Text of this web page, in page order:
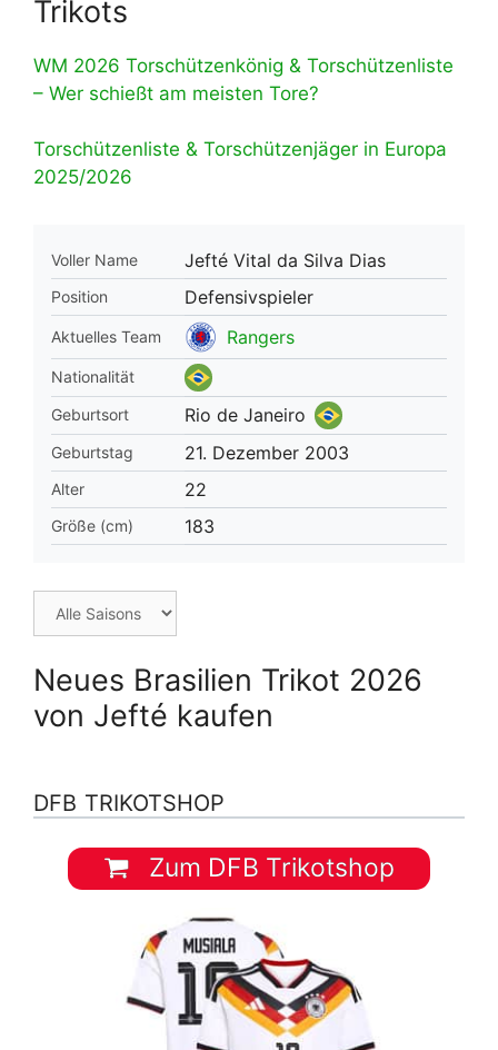
Trikots
WM 2026 Torschützenkönig & Torschützenliste
– Wer schießt am meisten Tore?
Torschützenliste & Torschützenjäger in Europa
2025/2026
Voller Name Jefté Vital da Silva Dias
Position Defensivspieler
Aktuelles Team Rangers
Nationalität
Geburtsort
Rio de Janeiro
Geburtstag 21. Dezember 2003
Alter 22
Größe (cm) 183
Neues Brasilien Trikot 2026
von Jefté kaufen
DFB TRIKOTSHOP
Zum DFB Trikotshop